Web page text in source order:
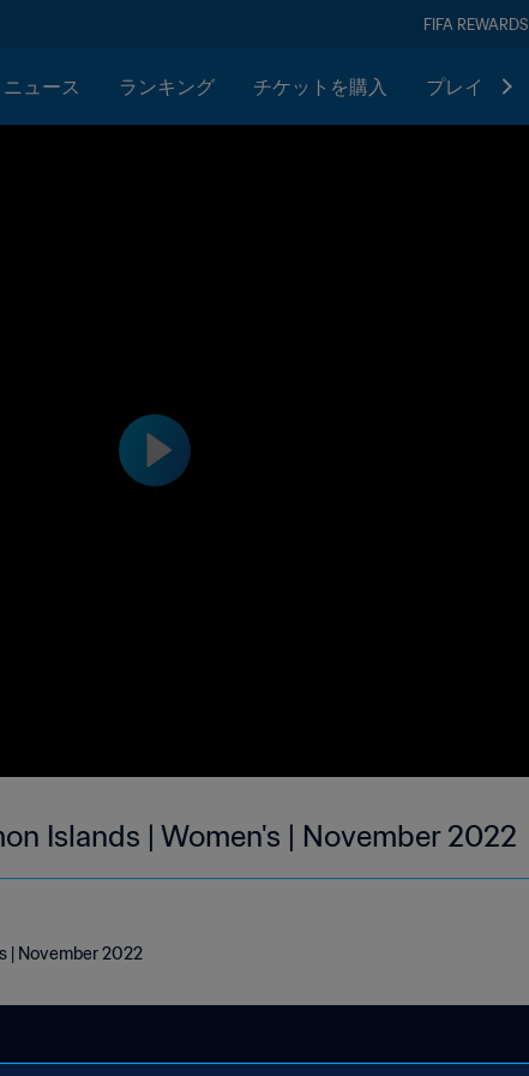
FIFA REWARDS
ニュース ランキング チケットを購入 プレイ
Islands | Women's | November 2022
| November 2022